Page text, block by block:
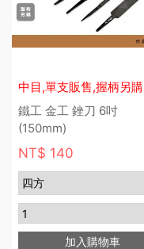
中目,單支販售,握柄另購
鐵工 金工 銼刀 6吋
(150mm)
NT$ 140
加入購物車